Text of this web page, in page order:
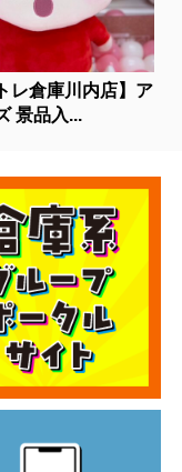
レ倉庫川内店】ア
景品入...